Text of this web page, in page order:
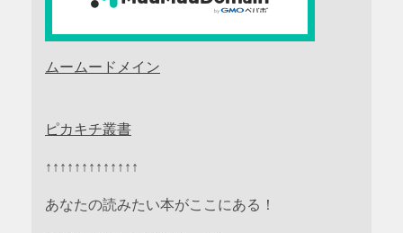
ムームードメイン
ピカキチ叢書
↑↑↑↑↑↑↑↑↑↑↑↑↑
あなたの読みたい本がここにある！